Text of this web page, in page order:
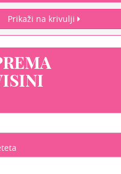
Prikaži na krivulji